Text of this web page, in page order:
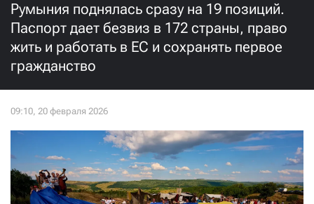
Румыния поднялась сразу на 19 позиций.
Паспорт дает безвиз в 172 страны, право
жить и работать в ЕС и сохранять первое
гражданство
500 300
я принимаю
условия
ПОДЕЛИТЬСЯ С ДРУЗЬЯМИ
Если у вас есть вопросы, пишите donate@novayagazeta.ruили
звоните:
+7 (929) 612-03-68